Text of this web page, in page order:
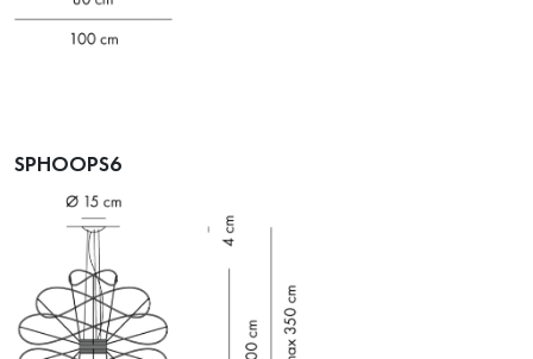
SPHOOPS6